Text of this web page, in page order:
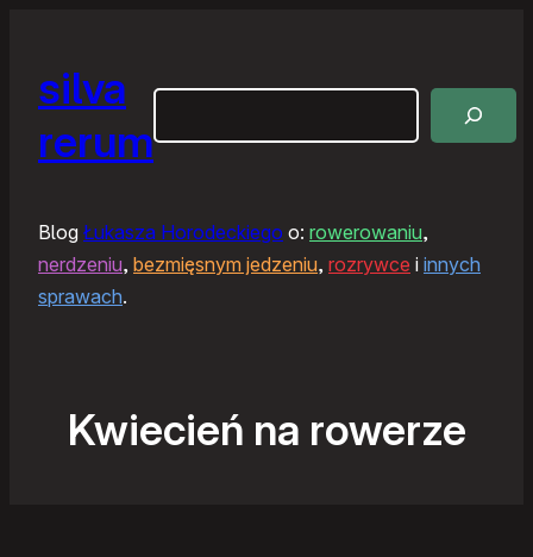
silva
rerum
Blog Łukasza Horodeckiego o: rowerowaniu,
nerdzeniu, bezmięsnym jedzeniu, rozrywce i innych
sprawach.
Kwiecień na rowerze